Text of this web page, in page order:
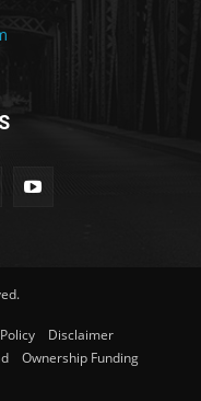
Disclaimer
Ownership Funding